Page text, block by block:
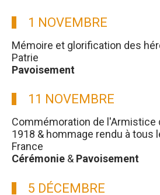
1 NOVEMBRE
Mémoire et glorification des
Patrie
Pavoisement
11 NOVEMBRE
Commémoration de l'Armistice
1918 & hommage rendu à tous
France
Cérémonie & Pavoisement
5 DÉCEMBRE